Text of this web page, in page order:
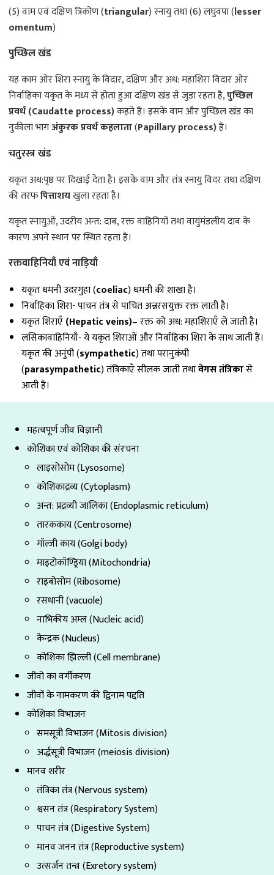
महत्वपूर्ण जीव विज्ञानी
कोशिका एवं कोशिका की संरचना
लाइसोसोम (Lysosome)
कोशिकाद्रव्य (Cytoplasm)
अन्त: प्रद्रव्यी जालिका (Endoplasmic reticulum)
तारककाय (Centrosome)
गॉल्जी काय (Golgi body)
माइटोकॉण्ड्रिया (Mitochondria)
राइबोसोम (Ribosome)
रसधानी (vacuole)
नाभिकीय अम्ल (Nucleic acid)
केन्द्रक (Nucleus)
कोशिका झिल्ली (Cell membrane)
जीवो का वर्गीकरण
जीवों के नामकरण की द्विनाम पद्दति
कोशिका विभाजन
समसूत्री विभाजन (Mitosis division)
अर्द्धसूत्री विभाजन (meiosis division)
मानव शरीर
तंत्रिका तंत्र (Nervous system)
श्वसन तंत्र (Respiratory System)
पाचन तंत्र (Digestive System)
मानव जनन तंत्र (Reproductive system)
उत्सर्जन तन्त्र (Exretory system)
(5) वाम एवं दक्षिण त्रिकोण (triangular) स्नायु तथा (6) लघुवपा (lesser
omentum)
पुच्छिल खंड
यह काम ओर शिरा स्नायु के विदार, दक्षिण और अध: महाशिरा विदार ओर
निर्वाहिका यकृत के मध्य से होता हुआ दक्षिण खंड से जुडा रहता है,पुच्छिल
प्रवर्ध(Caudatte process)कहते हैं। इसके वाम और पुच्छिल खंड का
नुकीला भागअंकुरक प्रवर्ध कहलाता(Papillary process)हैं।
चतुरस्त्र खंड
यकृत अध:पृष्ठ पर दिखाई देता है। इसके वाम और तंत्र स्नायु विदर तथा दक्षिण
की तरफपित्ताशयखुला रहता है।
यकृत स्नायुओं, उदरीय अन्त: दाब, रक्त वाहिनियों तथा वायुमंडलीय दाब के
कारण अपने स्थान पर स्थित रहता है।
रक्तवाहिनियाँ एवं नाड़ियाँ
यकृत धमनी उदरगुहा (coeliac) धमनी की शाखा है।
निर्वाहिका शिरा- पाचन तंत्र से पाचित अन्नरसयुक्त रक्त लाती है।
यकृत शिराएँ(Hepatic veins)– रक्त को अध: महाशिराएँ ले जाती है।
लसिकावाहिनियाँ- ये यकृत शिराओं और निर्वाहिका शिरा के साथ जाती हैं।
यकृत की अनुंपी (sympathetic) तथा परानुकंपी
(parasympathetic) तंत्रिकाएँ सीलक जाती तथावेगस तंत्रिकासे
आती हैं।